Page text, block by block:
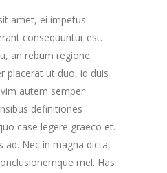
amet, ei impetus
consequuntur est.
an rebum regione
placerat ut duo, id duis
autem semper
definitiones
case legere graeco et.
ad. Nec in magna dicta,
mel. Has